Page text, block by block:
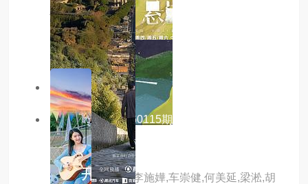
快乐老友·有风季
主演：内详
主演：内详
9.0分 更新至20260115期
再见爱人第五季
主演：邓莎,路行,李施嬅,车崇健,何美延,梁淞,胡